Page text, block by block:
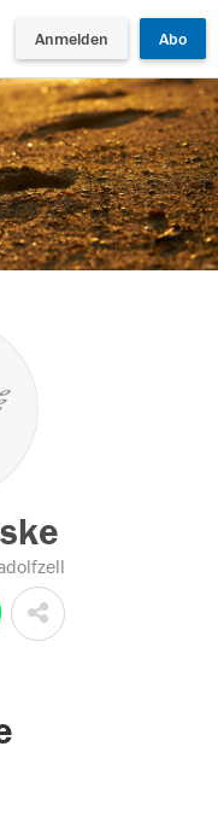
Anmelden Abo